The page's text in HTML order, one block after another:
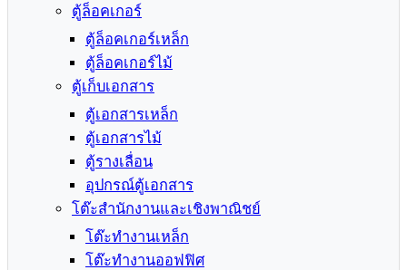
ตู้ล็อคเกอร์
ตู้ล็อคเกอร์เหล็ก
ตู้ล็อคเกอร์ไม้
ตู้เก็บเอกสาร
ตู้เอกสารเหล็ก
ตู้เอกสารไม้
ตู้รางเลื่อน
อุปกรณ์ตู้เอกสาร
โต๊ะสำนักงานและเชิงพาณิชย์
โต๊ะทำงานเหล็ก
โต๊ะทำงานออฟฟิศ